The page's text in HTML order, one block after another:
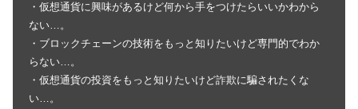
・仮想通貨に興味があるけど何から手をつけたらいいかわから
ない…。
・ブロックチェーンの技術をもっと知りたいけど専門的でわか
らない…。
・仮想通貨の投資をもっと知りたいけど詐欺に騙されたくな
い…。